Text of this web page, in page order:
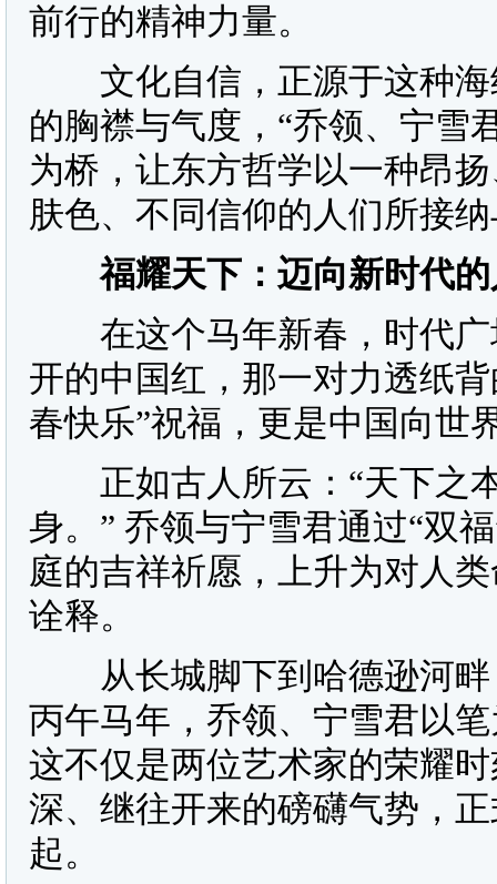
前行的精神力量。
文化自信，正源于这种海
的胸襟与气度，“乔领、宁
为桥，让东方哲学以一种昂
肤色、不同信仰的人们所接
福耀天下：迈向新时代的
在这个马年新春，时代广
开的中国红，那一对力透纸
春快乐”祝福，更是中国向世
正如古人所云：“天下之
身。” 乔领与宁雪君通过“双
庭的吉祥祈愿，上升为对人
诠释。
从长城脚下到哈德逊河畔
丙午马年，乔领、宁雪君以
这不仅是两位艺术家的荣耀
深、继往开来的磅礴气势，
起。